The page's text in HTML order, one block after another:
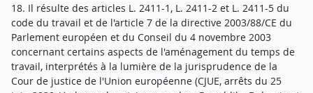
18. Il résulte des articles L. 2411-1, L. 2411-2 et L. 2411-5 du
code du travail et de l'article 7 de la directive 2003/88/CE du
Parlement européen et du Conseil du 4 novembre 2003
concernant certains aspects de l'aménagement du temps de
travail, interprétés à la lumière de la jurisprudence de la
Cour de justice de l'Union européenne (CJUE, arrêts du 25